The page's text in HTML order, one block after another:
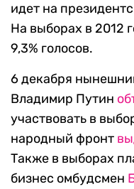
идет на
На выборах в 2012
9,3% голосов.
6 декабря
Владимир Путин
участвовать в
народный фронт
Также в выборах
бизнес омбудсмен